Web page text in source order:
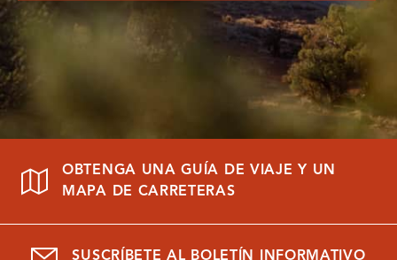
OBTENGA UNA GUÍA DE VIAJE Y UN
MAPA DE CARRETERAS
SUSCRÍBETE AL BOLETÍN INFORMATIVO